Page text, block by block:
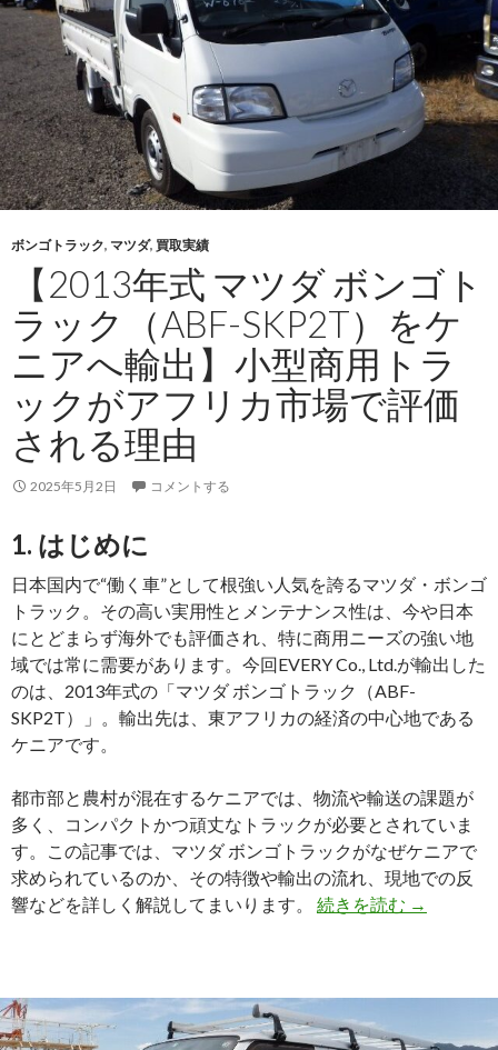
ン
ド
ル
ー
プ
（CBA-
TRJ120W）
を
ウ
ガ
ン
酷
な
環
境
で
も
信
れ
る
最
強
SUV
力
ボンゴトラック, マツダ, 買取実績
【2013年式 マツダ ボンゴト
ラック（ABF-SKP2T）をケ
ニアへ輸出】小型商用トラ
ックがアフリカ市場で評価
される理由
2025年5月2日 コメントする
1. はじめに
日本国内で“働く車”として根強い人気を誇るマツダ・ボンゴ
トラック。その高い実用性とメンテナンス性は、今や日本
にとどまらず海外でも評価され、特に商用ニーズの強い地
域では常に需要があります。今回EVERY Co., Ltd.が輸出した
のは、2013年式の「マツダ ボンゴトラック（ABF-
SKP2T）」。輸出先は、東アフリカの経済の中心地である
ケニアです。
都市部と農村が混在するケニアでは、物流や輸送の課題が
多く、コンパクトかつ頑丈なトラックが必要とされていま
す。この記事では、マツダ ボンゴトラックがなぜケニアで
求められているのか、その特徴や輸出の流れ、現地での反
響などを詳しく解説してまいります。 続きを読む
【2013
ダ
→